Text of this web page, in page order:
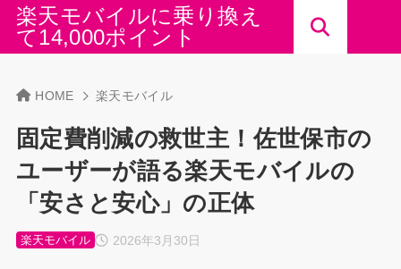
楽天モバイルに乗り換え
て14,000ポイント
HOME 楽天モバイル
固定費削減の救世主！佐世保市の
ユーザーが語る楽天モバイルの
「安さと安心」の正体
2026年3月30日
楽天モバイル